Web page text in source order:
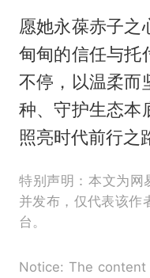
愿她永葆赤子之
甸甸的信任与托
不停，以温柔而
种、守护生态本
照亮时代前行之
特别声明：本文为网
并发布，仅代表该作
台。
Notice: The